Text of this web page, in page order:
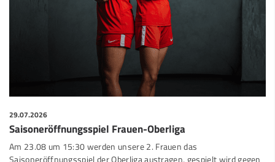
29.07.2026
Saisoneröffnungsspiel Frauen-Oberliga
Am 23.08 um 15:30 werden unsere 2. Frauen das